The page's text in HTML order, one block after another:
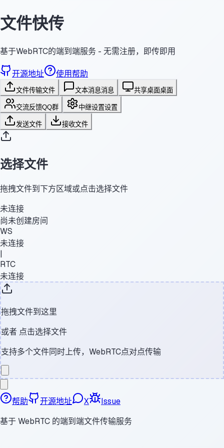
文件快传
基于WebRTC的端到端服务 - 无需注册，即传即用
开源地址 使用帮助
文件传输文件 文本消息消息 共享桌面桌面
交流反馈QQ群 中继设置设置
发送文件 接收文件
选择文件
拖拽文件到下方区域或点击选择文件
未连接
尚未创建房间
WS
未连接
|
RTC
未连接
拖拽文件到这里
或者 点击选择文件
支持多个文件同时上传，WebRTC点对点传输
帮助 开源地址 X
Issue
基于 WebRTC 的端到端文件传输服务